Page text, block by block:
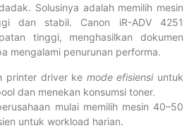
Solusinya adalah memilih mesin
dan stabil. Canon iR-ADV 4251
tinggi, menghasilkan dokumen
mengalami penurunan performa.
printer driver ke mode efisiensiuntuk
dan menekan konsumsi toner.
mulai memilih mesin 40–50
untuk workload harian.